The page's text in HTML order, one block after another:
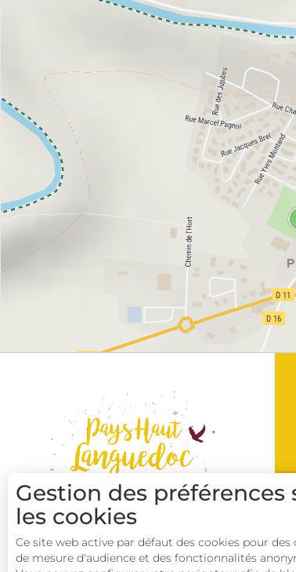
Gestion des préférences
les cookies
Ce site web active par défaut des cookies pour des
de mesure d'audience et des fonctionnalités